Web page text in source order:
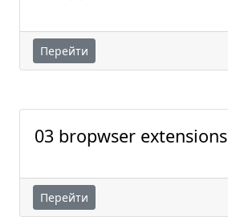
Перейти
03 bropwser extensions
Перейти